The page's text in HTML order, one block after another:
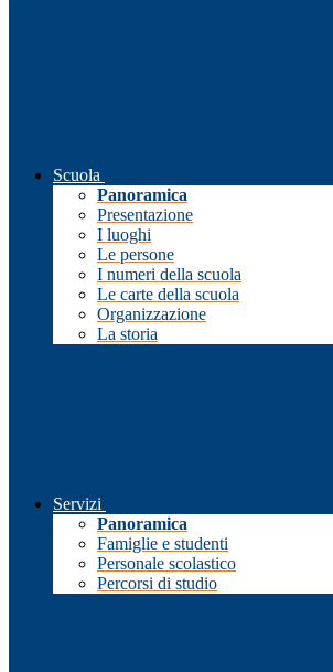
Scuola
Panoramica
Presentazione
I luoghi
Le persone
I numeri della scuola
Le carte della scuola
Organizzazione
La storia
Servizi
Panoramica
Famiglie e studenti
Personale scolastico
Percorsi di studio